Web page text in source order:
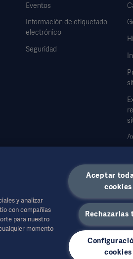
Eventos
Información de etiquetado
electrónico
Seguridad
y son sólo para fines informativos, no
y la confianza depositada en él es
La información no puede copiarse ni
y analizar
con compañías
para nuestro
momento
Aceptar
cookies
Rechazarlas
cookies